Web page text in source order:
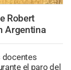
Robert
Argentina
docentes
el paro del